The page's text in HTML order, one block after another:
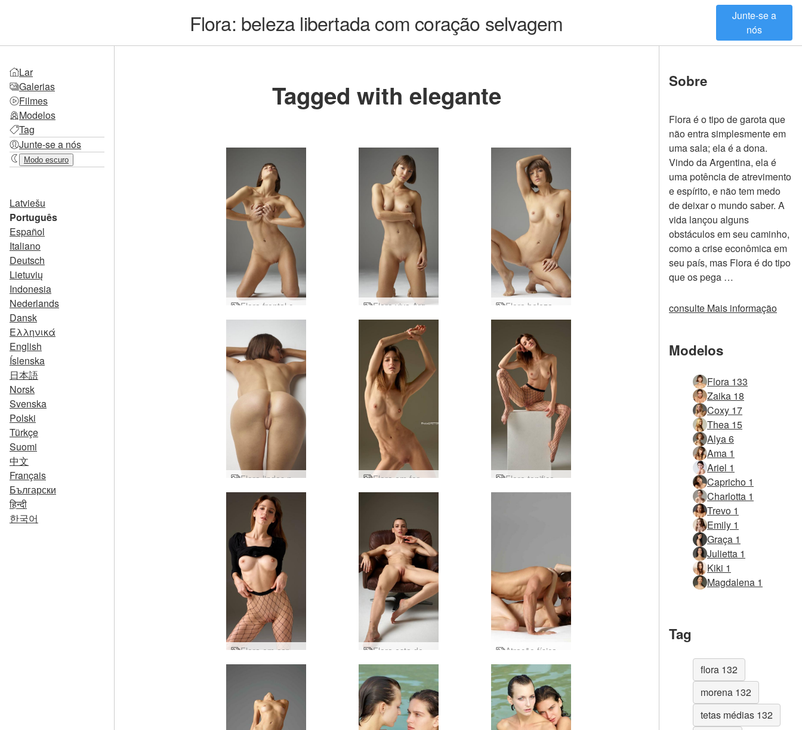
Flora: beleza libertada com coração selvagem
Junte-se a
nós
Lar
Galerias
Filmes
Modelos
Tag
Junte-se a nós
Modo escuro
Latviešu
Português
Español
Italiano
Deutsch
Lietuvių
Indonesia
Nederlands
Dansk
Ελληνικά
English
Íslenska
日本語
Norsk
Svenska
Polski
Türkçe
Suomi
中文
Français
Български
हिन्दी
한국어
Tagged with elegante
Flora viva Argentina
Flora lindas nádegas Flora em forma e divertida Flora tonificada sedutora
Flora em carne e osso
Sobre
Flora é o tipo de garota que
não entra simplesmente em
uma sala; ela é a dona.
Vindo da Argentina, ela é
uma potência de atrevimento
e espírito, e não tem medo
de deixar o mundo saber. A
vida lançou alguns
obstáculos em seu caminho,
como a crise econômica em
seu país, mas Flora é do tipo
que os pega …
consulte Mais informação
Modelos
Flora 133
Zaika 18
Coxy 17
Thea 15
Alya 6
Ama 1
Ariel 1
Capricho 1
Charlotta 1
Trevo 1
Emily 1
Graça 1
Julietta 1
Kiki 1
Magdalena 1
Tag
flora 132
morena 132
tetas médias 132